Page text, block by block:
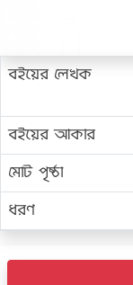
বইয়ের লেখক
বইয়ের আকার
মোট পৃষ্ঠা
ধরণ